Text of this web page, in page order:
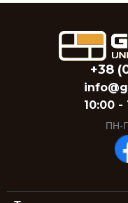
+38
10:00 -
ПН-